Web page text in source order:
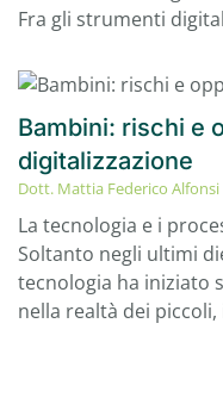
Fra gli strumenti
Bambini: rischi e
digitalizzazione
Dott. Mattia Federico
La tecnologia e i
Soltanto negli ultimi
tecnologia ha iniziato
nella realtà dei